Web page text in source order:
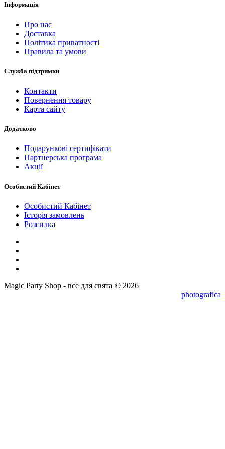
Інформація
Про нас
Доставка
Політика приватності
Правила та умови
Служба підтримки
Контакти
Повернення товару
Карта сайту
Додатково
Подарункові сертифікати
Партнерська програма
Акції
Особистий Кабінет
Особистий Кабінет
Історія замовлень
Розсилка
Magic Party Shop - все для свята © 2026
photografica